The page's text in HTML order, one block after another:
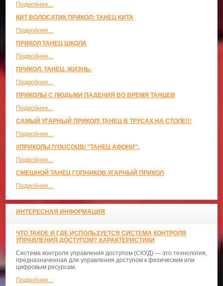
Подробнее...
КИТ ВОЛОСАТИК ПРИКОЛ: ТАНЕЦ КИТА
Подробнее...
ПРИКОЛ ТАНЕЦ ШКОЛА
Подробнее...
ПРИКОЛ. ТАНЕЦ. ЖИЗНЬ.
Подробнее...
ПРИКОЛЫ С ЛЮДЬМИ ПАДЕНИЯ ВО ВРЕМЯ ТАНЦЕВ
Подробнее...
САМЫЙ УГАРНЫЙ ПРИКОЛ! ТАНЕЦ В ТРУСАХ НА СТОЛЕ!!!
Подробнее...
#ПРИКОЛЫ /YOUCOUB/ "ТАНЕЦ АФОНИ".
Подробнее...
СМЕШНОЙ ТАНЕЦ ГОПНИКОВ УГАРНЫЙ ПРИКОЛ
Подробнее...
ИНТЕРЕСНАЯ ИНФОРМАЦИЯ
ЧТО ТАКОЕ И ГДЕ ИСПОЛЬЗУЕТСЯ СИСТЕМА КОНТРОЛЯ
УПРАВЛЕНИЯ ДОСТУПОМ? ХАРАКТЕРИСТИКИ
Система контроля управления доступом (СКУД) — это технология,
предназначенная для управления доступом к физическим или
цифровым ресурсам.
Подробнее...